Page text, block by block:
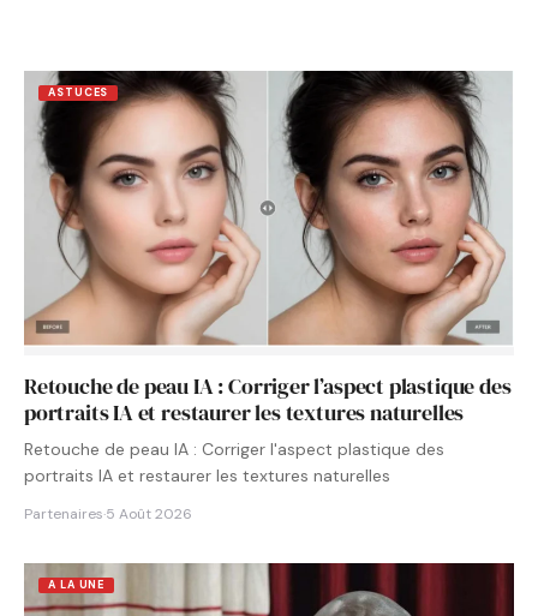
ASTUCES
Retouche de peau IA : Corriger l’aspect plastique des
portraits IA et restaurer les textures naturelles
Retouche de peau IA : Corriger l'aspect plastique des
portraits IA et restaurer les textures naturelles
Partenaires·5 Août 2026
A LA UNE